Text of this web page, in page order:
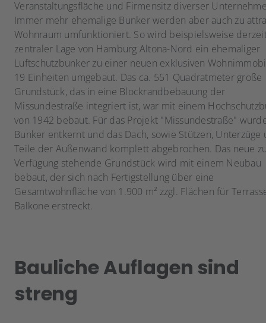
Veranstaltungsfläche und Firmensitz diverser
Immer mehr ehemalige Bunker werden aber auch zu
Wohnraum umfunktioniert. So wird beispielsweise
zentraler Lage von Hamburg Altona-Nord ein ehemaliger
Luftschutzbunker zu einer neuen exklusiven
19 Einheiten umgebaut. Das ca. 551 Quadratmeter große
Grundstück, das in eine Blockrandbebauung der
Missundestraße integriert ist, war mit einem
von 1942 bebaut. Für das Projekt "Missundestraße"
Bunker entkernt und das Dach, sowie Stützen, Unterzüge
Teile der Außenwand komplett abgebrochen. Das neue
Verfügung stehende Grundstück wird mit einem Neubau
bebaut, der sich nach Fertigstellung über eine
Gesamtwohnfläche von 1.900 m² zzgl. Flächen für
Balkone erstreckt.
Bauliche Auflagen sind
streng